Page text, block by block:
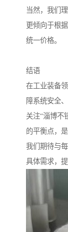
当然，我们
更倾向于根
统一价格。
结语
在工业装备
障系统安全
关注“淄博不
的平衡点，
我们期待与
具体需求，